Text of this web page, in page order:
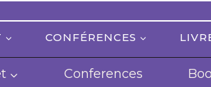
CONFÉRENCES
Conferences